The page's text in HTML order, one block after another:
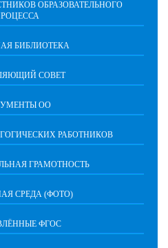
ОБРАЗОВАТЕЛЬНОГО
БИБЛИОТЕКА
СОВЕТ
ОО
РАБОТНИКОВ
ГРАМОТНОСТЬ
СРЕДА (ФОТО)
ФГОС